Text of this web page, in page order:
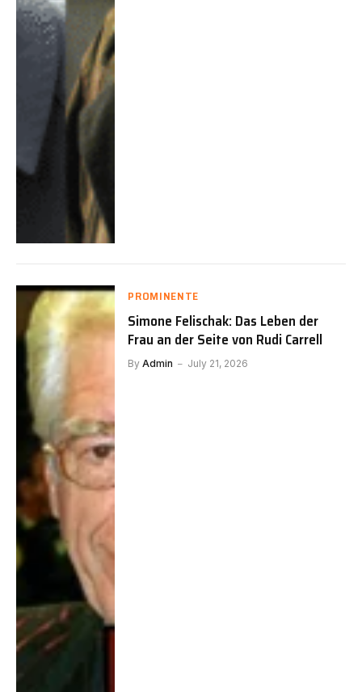
PROMINENTE
Simone Felischak: Das Leben der
Frau an der Seite von Rudi Carrell
By Admin July 21, 2026